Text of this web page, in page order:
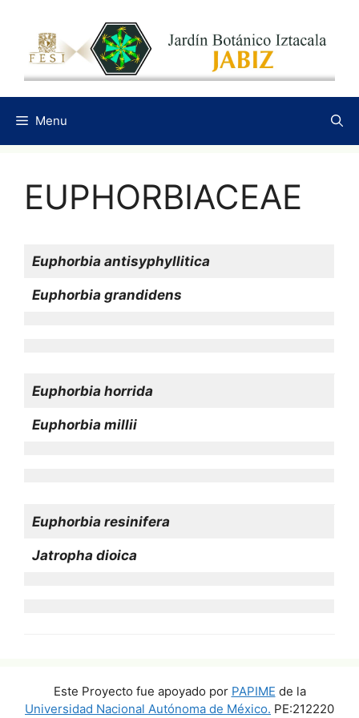
contenido
Menu
EUPHORBIACEAE
Euphorbia antisyphyllitica
Euphorbia grandidens
Euphorbia horrida
Euphorbia millii
Euphorbia resinifera
Jatropha dioica
Este Proyecto fue apoyado por PAPIME de la
Universidad Nacional Autónoma de México. PE:212220